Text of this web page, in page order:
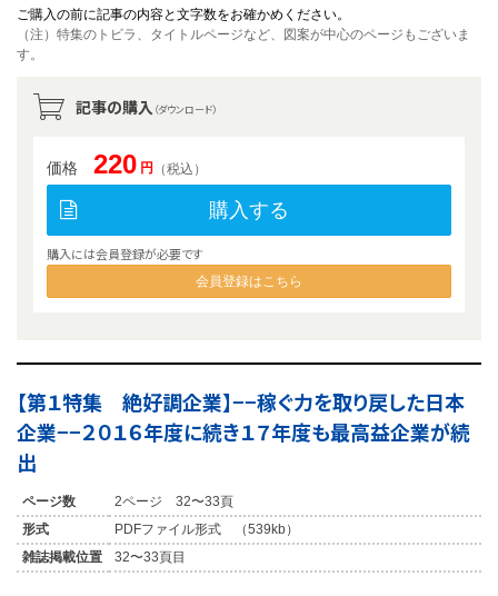
ご購入の前に記事の内容と文字数をお確かめください。
（注）特集のトビラ、タイトルページなど、図案が中心のページもございま
す。
記事の購入 （ダウンロード）
価格 220 円 （税込）
購入する
購入には会員登録が必要です
会員登録はこちら
【第１特集 絶好調企業】−−稼ぐ力を取り戻した日本
企業−−２０１６年度に続き１７年度も最高益企業が続
出
ページ数
2ページ 32〜33頁
形式
PDFファイル形式 （539kb）
雑誌掲載位置
32〜33頁目